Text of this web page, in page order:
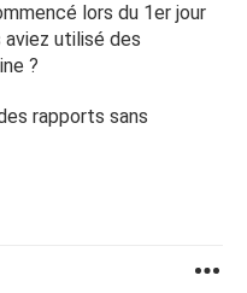
lors du 1er jour
aviez utilisé des
?
rapports sans